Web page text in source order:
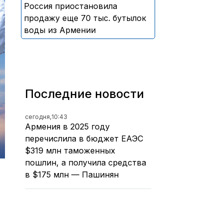
Россия приостановила
продажу еще 70 тыс. бутылок
воды из Армении
Последние новости
сегодня,10:43
Армения в 2025 году
перечислила в бюджет ЕАЭС
$319 млн таможенных
пошлин, а получила средства
в $175 млн — Пашинян